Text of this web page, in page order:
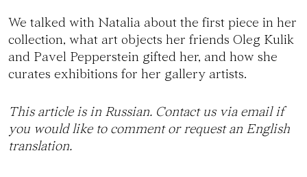
We talked with Natalia about the first piece in her
collection, what art objects her friends Oleg Kulik
and Pavel Pepperstein gifted her, and how she
curates exhibitions for her gallery artists.
This article is in Russian. Contact us via emailif
you would like to comment or request an English
translation.